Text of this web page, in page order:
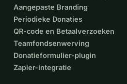
Aangepaste Branding
Periodieke Donaties
QR-code en Betaalverzoeken
Teamfondsenwerving
Donatieformulier-plugin
Zapier-integratie